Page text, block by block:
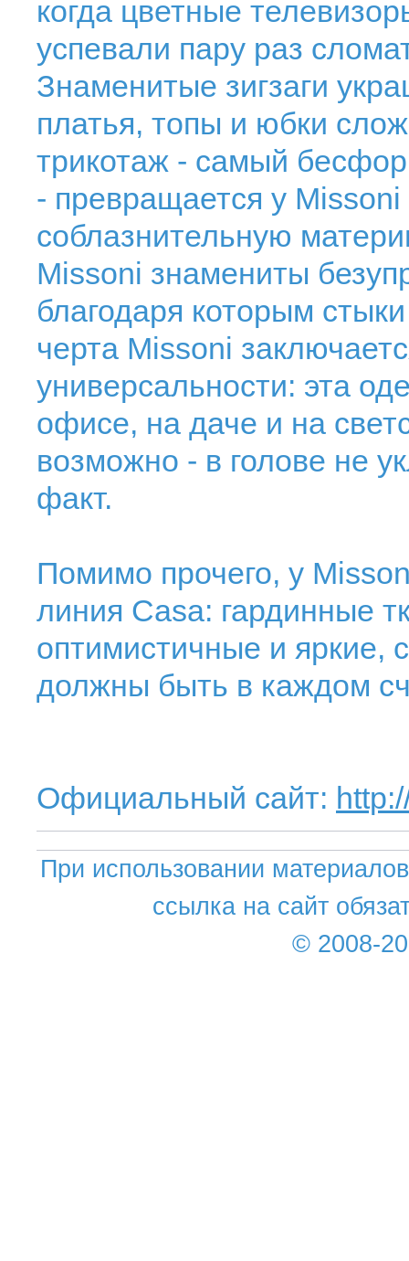
когда цветные
успевали пару раз
Знаменитые зигзаги
платья, топы и юбки
трикотаж - самый
- превращается у
соблазнительную
Missoni знамениты
благодаря которым
черта Missoni
универсальности: эта
офисе, на даче и на
возможно - в голове не
факт.
Помимо прочего, у
линия Casa: гардинные
оптимистичные и яркие,
должны быть в каждом
Официальный сайт:
При использовании
ссылка на сайт
© 2008-